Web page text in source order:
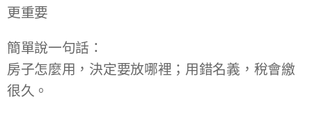
更重要
簡單說一句話：
房子怎麼用，決定要放哪裡；用錯名義，稅會繳
很久。